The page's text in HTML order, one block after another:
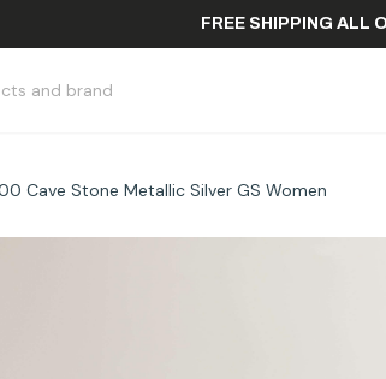
FREE SHIPPING
and brand
Cave Stone Metallic Silver GS Women